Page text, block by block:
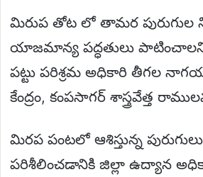
మిరుప తోట లో తామర పురుగుల
యాజమాన్య పద్ధతులు
పట్టు పరిశ్రమ అధికారి తీగల
కేంద్రం, కంపసాగర్ శాస్త్రవేత్త
మిరప పంటలో ఆశిస్తున్న
పరిశీలించడానికి జిల్లా ఉద్యాన